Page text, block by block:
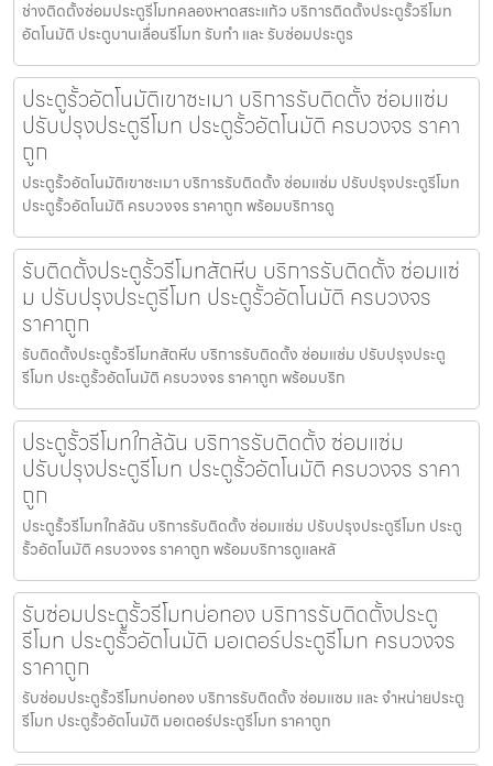
ช่างติดตั้งซ่อมประตูรีโมทคลองหาดสระแก้ว บริการติดตั้งประตูรั้วรีโมท
อัตโนมัติ ประตูบานเลื่อนรีโมท รับทำ และ รับซ่อมประตูร
ประตูรั้วอัตโนมัติเขาชะเมา บริการรับติดตั้ง ซ่อมแซ่ม
ปรับปรุงประตูรีโมท ประตูรั้วอัตโนมัติ ครบวงจร ราคา
ถูก
ประตูรั้วอัตโนมัติเขาชะเมา บริการรับติดตั้ง ซ่อมแซ่ม ปรับปรุงประตูรีโมท
ประตูรั้วอัตโนมัติ ครบวงจร ราคาถูก พร้อมบริการดู
รับติดตั้งประตูรั้วรีโมทสัตหีบ บริการรับติดตั้ง ซ่อมแซ่
ม ปรับปรุงประตูรีโมท ประตูรั้วอัตโนมัติ ครบวงจร
ราคาถูก
รับติดตั้งประตูรั้วรีโมทสัตหีบ บริการรับติดตั้ง ซ่อมแซ่ม ปรับปรุงประตู
รีโมท ประตูรั้วอัตโนมัติ ครบวงจร ราคาถูก พร้อมบริก
ประตูรั้วรีโมทใกล้ฉัน บริการรับติดตั้ง ซ่อมแซ่ม
ปรับปรุงประตูรีโมท ประตูรั้วอัตโนมัติ ครบวงจร ราคา
ถูก
ประตูรั้วรีโมทใกล้ฉัน บริการรับติดตั้ง ซ่อมแซ่ม ปรับปรุงประตูรีโมท ประตู
รั้วอัตโนมัติ ครบวงจร ราคาถูก พร้อมบริการดูแลหลั
รับซ่อมประตูรั้วรีโมทบ่อทอง บริการรับติดตั้งประตู
รีโมท ประตูรั้วอัตโนมัติ มอเตอร์ประตูรีโมท ครบวงจร
ราคาถูก
รับซ่อมประตูรั้วรีโมทบ่อทอง บริการรับติดตั้ง ซ่อมแซม และ จำหน่ายประตู
รีโมท ประตูรั้วอัตโนมัติ มอเตอร์ประตูรีโมท ราคาถูก